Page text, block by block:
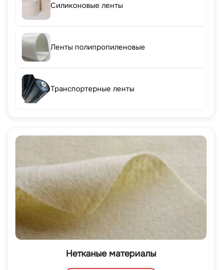
Силиконовые ленты
Ленты полипропиленовые
Транспортерные ленты
Нетканые материалы